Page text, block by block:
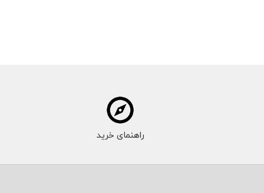
راهنمای خرید